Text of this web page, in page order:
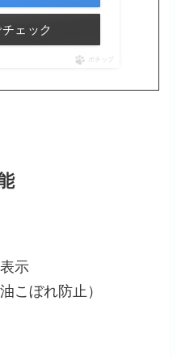
ェック
ポチップ
示
こぼれ防止）